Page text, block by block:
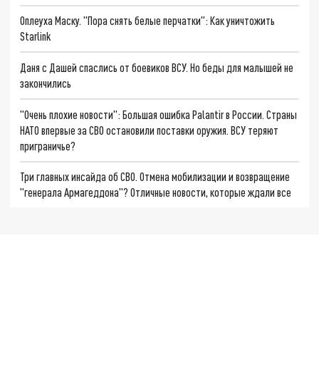
Оплеуха Маску. "Пора снять белые перчатки": Как уничтожить
Starlink
Даня с Дашей спаслись от боевиков ВСУ. Но беды для малышей не
закончились
"Очень плохие новости": Большая ошибка Palantir в России. Страны
НАТО впервые за СВО остановили поставки оружия. ВСУ теряют
приграничье?
Три главных инсайда об СВО. Отмена мобилизации и возвращение
"генерала Армагеддона"? Отличные новости, которые ждали все